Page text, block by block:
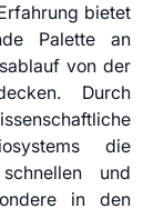
bietet
Palette an
von der
Durch
die
und
in den